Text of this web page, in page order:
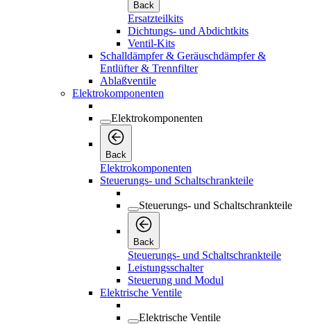
Elektrokomponenten
Back
Elektrokomponenten
Steuerungs- und Schaltschrankteile
Leistungsschalter
Steuerung und Modul
Elektrische Ventile
Elektrische Ventile
Back
Elektrische Ventile
Magnetventil
Regelventil und Druckminderer
Sensoren und Anzeigen
Standard-Elektrokomponenten